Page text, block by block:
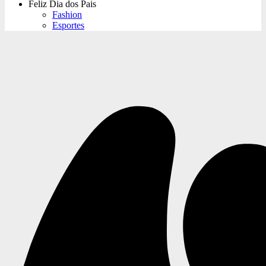
Feliz Dia dos Pais
Fashion
Esportes